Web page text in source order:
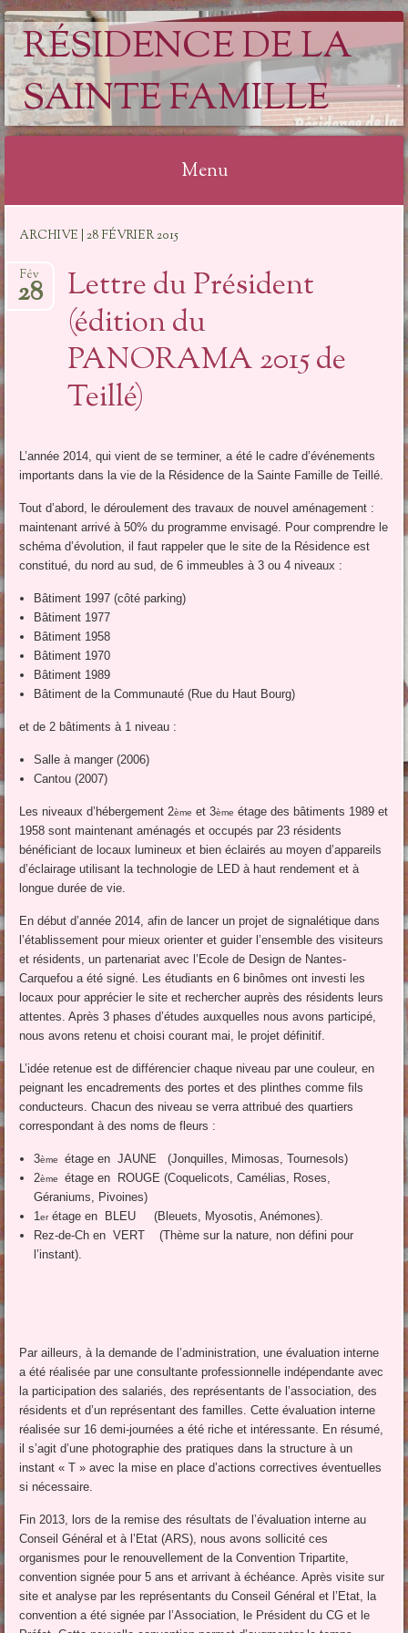
RÉSIDENCE DE LA
SAINTE FAMILLE
Menu
contenu
ARCHIVE | 28 FÉVRIER 2015
Lettre du Président
(édition du
PANORAMA 2015 de
Teillé)
Fév
28
L’année 2014, qui vient de se terminer, a été le cadre d’événements
importants dans la vie de la Résidence de la Sainte Famille de Teillé.
Tout d’abord, le déroulement des travaux de nouvel aménagement :
maintenant arrivé à 50% du programme envisagé. Pour comprendre le
schéma d’évolution, il faut rappeler que le site de la Résidence est
constitué, du nord au sud, de 6 immeubles à 3 ou 4 niveaux :
Bâtiment 1997 (côté parking)
Bâtiment 1977
Bâtiment 1958
Bâtiment 1970
Bâtiment 1989
Bâtiment de la Communauté (Rue du Haut Bourg)
et de 2 bâtiments à 1 niveau :
Salle à manger (2006)
Cantou (2007)
Les niveaux d’hébergement 2ème et 3ème étage des bâtiments 1989 et
1958 sont maintenant aménagés et occupés par 23 résidents
bénéficiant de locaux lumineux et bien éclairés au moyen d’appareils
d’éclairage utilisant la technologie de LED à haut rendement et à
longue durée de vie.
En début d’année 2014, afin de lancer un projet de signalétique dans
l’établissement pour mieux orienter et guider l’ensemble des visiteurs
et résidents, un partenariat avec l’Ecole de Design de Nantes-
Carquefou a été signé. Les étudiants en 6 binômes ont investi les
locaux pour apprécier le site et rechercher auprès des résidents leurs
attentes. Après 3 phases d’études auxquelles nous avons participé,
nous avons retenu et choisi courant mai, le projet définitif.
L’idée retenue est de différencier chaque niveau par une couleur, en
peignant les encadrements des portes et des plinthes comme fils
conducteurs. Chacun des niveau se verra attribué des quartiers
correspondant à des noms de fleurs :
3ème
étage en JAUNE (Jonquilles, Mimosas, Tournesols)
2ème
étage en ROUGE (Coquelicots, Camélias, Roses,
Géraniums, Pivoines)
1erétage en BLEU (Bleuets, Myosotis, Anémones).
Rez-de-Ch en VERT (Thème sur la nature, non défini pour
l’instant).
Par ailleurs, à la demande de l’administration, une évaluation interne
a été réalisée par une consultante professionnelle indépendante avec
la participation des salariés, des représentants de l’association, des
résidents et d’un représentant des familles. Cette évaluation interne
réalisée sur 16 demi-journées a été riche et intéressante. En résumé,
il s’agit d’une photographie des pratiques dans la structure à un
instant « T » avec la mise en place d’actions correctives éventuelles
si nécessaire.
Fin 2013, lors de la remise des résultats de l’évaluation interne au
Conseil Général et à l’Etat (ARS), nous avons sollicité ces
organismes pour le renouvellement de la Convention Tripartite,
convention signée pour 5 ans et arrivant à échéance. Après visite sur
site et analyse par les représentants du Conseil Général et l’Etat, la
convention a été signée par l’Association, le Président du CG et le